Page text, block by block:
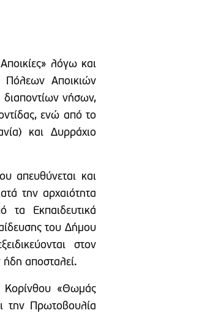
λόγω και
Πόλεων Αποικιών
νήσων,
ενώ από το
και Δυρράχιο
απευθύνεται και
την αρχαιότητα
τα Εκπαιδευτικά
του Δήμου
στον
ήδη αποσταλεί.
«Θωμάς
την Πρωτοβουλία